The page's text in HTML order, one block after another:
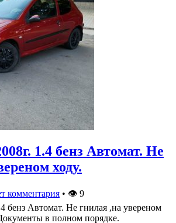
1.4 бенз Автомат. Не
ходу.
комментария • 👁 9
бенз Автомат. Не гнилая ,на увереном
в полном порядке.